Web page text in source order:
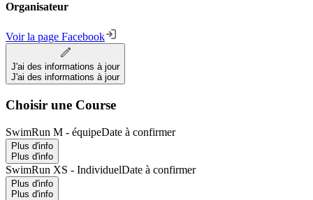
Organisateur
Voir la page Facebook
J'ai des informations à jour
J'ai des informations à jour
Choisir une Course
SwimRun M - équipeDate à confirmer
Plus d'info
Plus d'info
SwimRun XS - IndividuelDate à confirmer
Plus d'info
Plus d'info